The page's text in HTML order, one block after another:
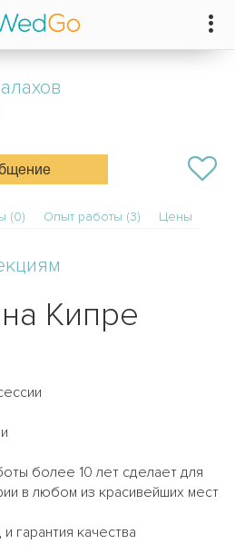
(0) Опыт работы (3) Цены
Кипре
более 10 лет сделает для
в любом из красивейших мест
гарантия качества